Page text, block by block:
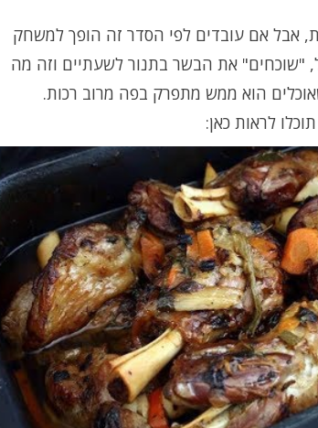
אבל אם עובדים לפי הסדר זה הופך למשחק
"שוכחים" את הבשר בתנור לשעתיים וזה מה
הוא ממש מתפרק בפה מרוב רכות.
לראות כאן: